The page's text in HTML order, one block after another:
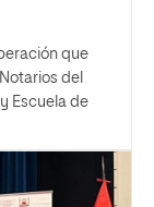
que
del
Escuela de